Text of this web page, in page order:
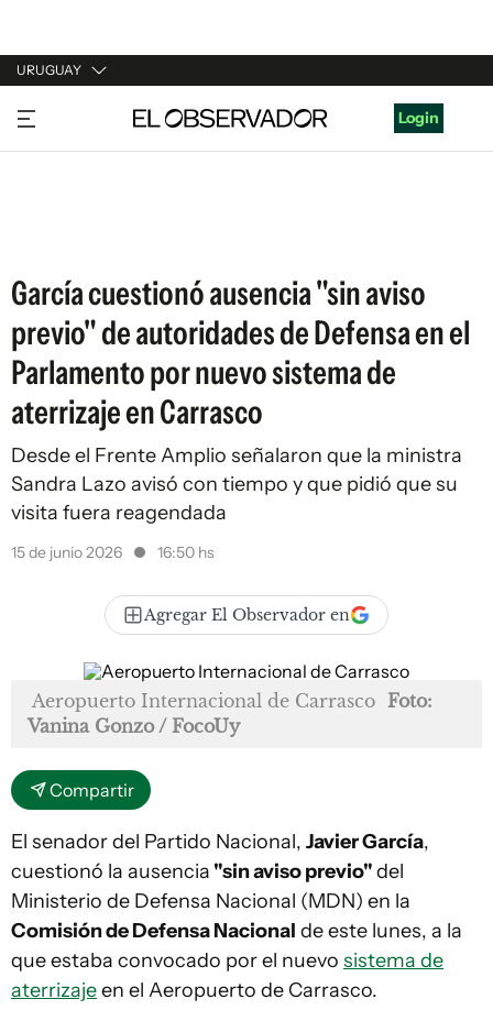
URUGUAY
URUGUAY
ARGENTINA
Login
García cuestionó ausencia "sin aviso
previo" de autoridades de Defensa en el
Parlamento por nuevo sistema de
aterrizaje en Carrasco
Desde el Frente Amplio señalaron que la ministra
Sandra Lazo avisó con tiempo y que pidió que su
visita fuera reagendada
15 de junio 2026 16:50 hs
Agregar El Observador en
Aeropuerto Internacional de Carrasco Foto:
Vanina Gonzo / FocoUy
Compartir
El senador del Partido Nacional, Javier García,
cuestionó la ausencia "sin aviso previo"del
Ministerio de Defensa Nacional (MDN) en la
Comisión de Defensa Nacional de este lunes, a la
que estaba convocado por el nuevo sistema de
aterrizajeen el Aeropuerto de Carrasco.